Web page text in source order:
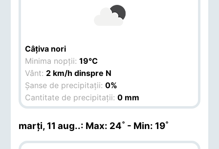
Câțiva nori
Minima nopții:19°C
Vânt: 2 km/h dinspre N
Șanse de precipitații:0%
Cantitate de precipitații:0 mm
marți, 11 aug..: Max: 24˚ - Min: 19˚